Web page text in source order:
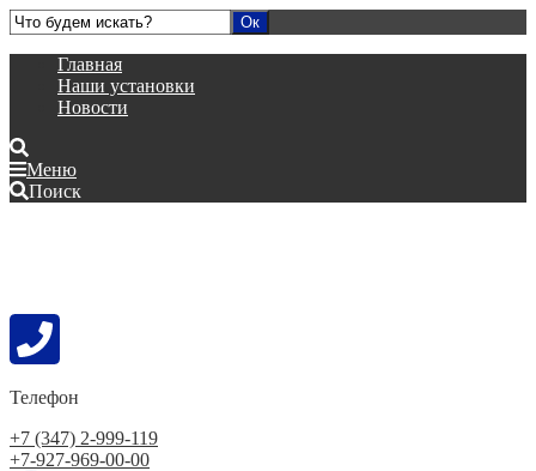
Главная
Наши установки
Новости
Меню
Поиск
Телефон
+7 (347) 2-999-119
+7-927-969-00-00